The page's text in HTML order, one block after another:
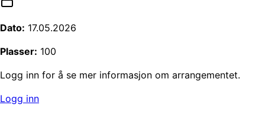
Dato: 17.05.2026
Plasser: 100
Logg inn for å se mer informasjon om arrangementet.
Logg inn